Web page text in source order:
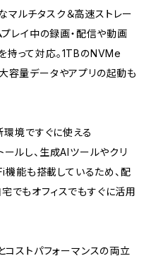
マルチタスク＆高速ストレー
レイ中の録画・配信や動画
持って対応。1TBのNVMe
容量データやアプリの起動も
境ですぐに使える
ルし、生成AIツールやクリ
機能も搭載しているため、配
でもオフィスでもすぐに活用
ストパフォーマンスの両立